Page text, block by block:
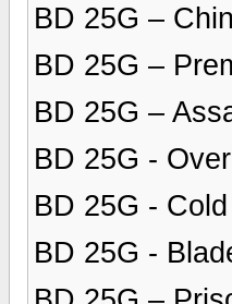
BD 25G –
BD 25G –
BD 25G –
BD 25G -
BD 25G -
BD 25G -